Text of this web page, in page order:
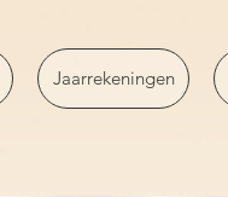
Jaarrekeningen